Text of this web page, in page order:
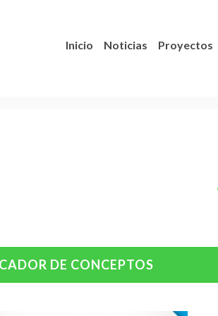
Inicio Noticias Proyectos
DE CONCEPTOS